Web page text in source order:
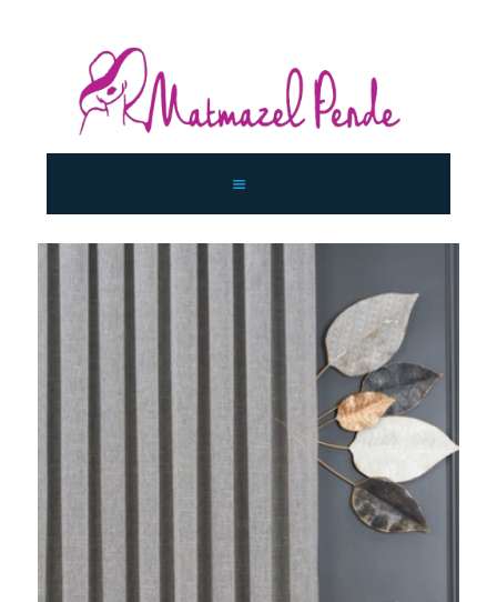
KOLEKSIYON
İLETIŞIM